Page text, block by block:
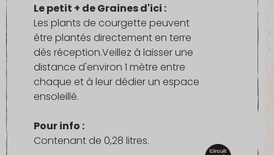
Le petit + de Graines d'ici :
Les plants de courgette peuvent
être plantés directement en terre
dés réception.Veillez à laisser une
distance d'environ 1 mètre entre
chaque et à leur dédier un espace
ensoleillé.
Pour info :
Contenant de 0,28 litres.